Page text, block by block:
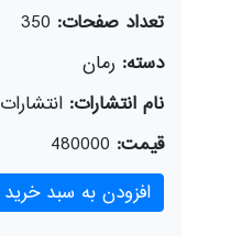
تعداد صفحات: 350
دسته: رمان
نام انتشارات:
قیمت: 480000
افزودن به سبد